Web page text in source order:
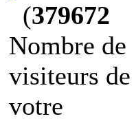
(379672
Nombre de
visiteurs de
votre